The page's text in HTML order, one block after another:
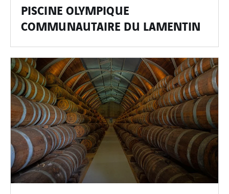
PISCINE OLYMPIQUE
COMMUNAUTAIRE DU LAMENTIN